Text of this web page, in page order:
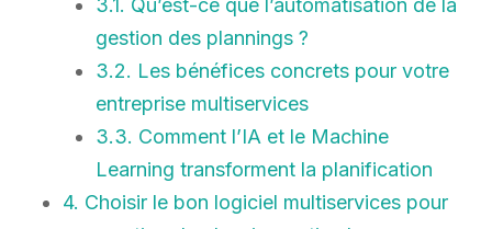
3.1. Qu’est-ce que l’automatisation de la
gestion des plannings ?
3.2. Les bénéfices concrets pour votre
entreprise multiservices
3.3. Comment l’IA et le Machine
Learning transforment la planification
4. Choisir le bon logiciel multiservices pour